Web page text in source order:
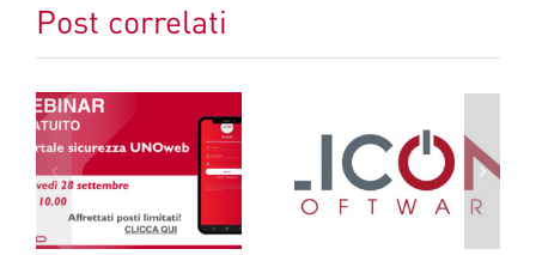
Post correlati
Logo di Licon
Nuovo codice
Appalti 2023